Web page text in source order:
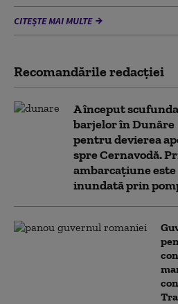
CITEȘTE MAI MULTE
Recomandările redacţiei
A început
barjelor în Dunăre
pentru devierea
spre Cernavodă.
ambarcațiune este
inundată prin